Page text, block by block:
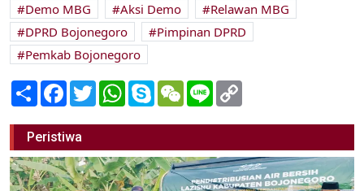
Demo MBG
Aksi Demo
Relawan MBG
DPRD Bojonegoro
Pimpinan DPRD
Pemkab Bojonegoro
Share Facebook
TwitterWhatsApp
SkypeWeChatLine
Peristiwa